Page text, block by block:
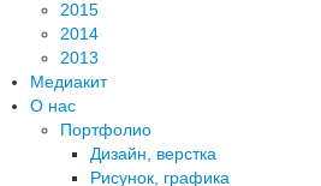
2015
2014
2013
Медиакит
О нас
Портфолио
Дизайн, верстка
Рисунок, графика